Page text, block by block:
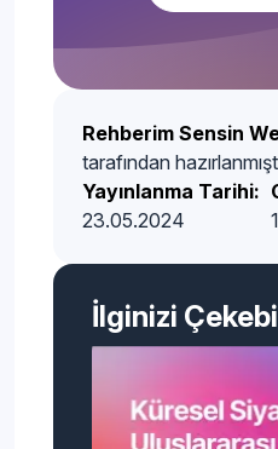
Rehberim Sensin
tarafından
Yayınlanma Tarihi:
23.05.2024
İlginizi